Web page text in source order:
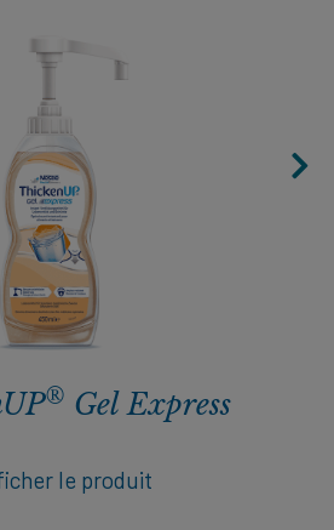
® Gel Express
le produit